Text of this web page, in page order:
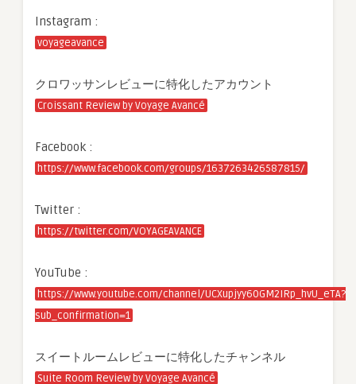
Instagram :
voyageavance
クロワッサンレビューに特化したアカウント
Croissant Review by Voyage Avancé
Facebook :
https://www.facebook.com/groups/1637263426587815/
Twitter :
https://twitter.com/VOYAGEAVANCE
YouTube :
https://www.youtube.com/channel/UCXupjyy60GM2IRp_hvU_eTA?
sub_confirmation=1
スイートルームレビューに特化したチャンネル
Suite Room Review by Voyage Avancé